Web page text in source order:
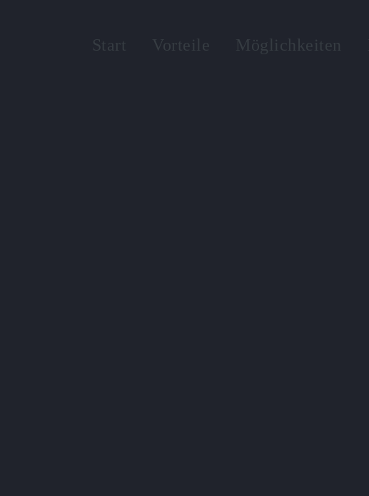
Start Vorteile Möglichkeiten